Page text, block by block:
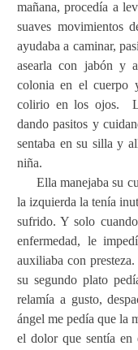
mañana, procedía a
suaves movimientos
ayudaba a caminar,
asearla con jabón y
colonia en el cuerpo
colirio en los ojos.
dando pasitos y
sentaba en su silla y
niña.
Ella manejaba su
la izquierda la tenía
sufrido. Y solo
enfermedad, le
auxiliaba con
su segundo plato
relamía a gusto,
ángel me pedía que la
el dolor que sentía en